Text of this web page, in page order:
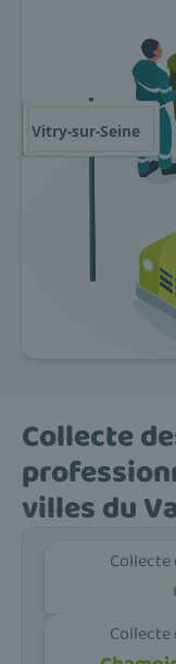
Collecte
villes du